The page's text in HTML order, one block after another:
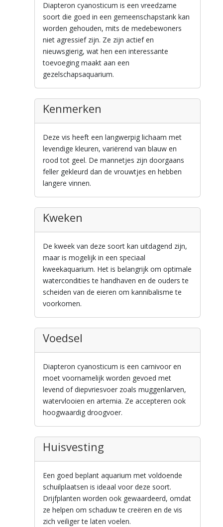
Diapteron cyanosticum is een vreedzame
soort die goed in een gemeenschapstank kan
worden gehouden, mits de medebewoners
niet agressief zijn. Ze zijn actief en
nieuwsgierig, wat hen een interessante
toevoeging maakt aan een
gezelschapsaquarium.
Kenmerken
Deze vis heeft een langwerpig lichaam met
levendige kleuren, variërend van blauw en
rood tot geel. De mannetjes zijn doorgaans
feller gekleurd dan de vrouwtjes en hebben
langere vinnen.
Kweken
De kweek van deze soort kan uitdagend zijn,
maar is mogelijk in een speciaal
kweekaquarium. Het is belangrijk om optimale
watercondities te handhaven en de ouders te
scheiden van de eieren om kannibalisme te
voorkomen.
Voedsel
Diapteron cyanosticum is een carnivoor en
moet voornamelijk worden gevoed met
levend of diepvriesvoer zoals muggenlarven,
watervlooien en artemia. Ze accepteren ook
hoogwaardig droogvoer.
Huisvesting
Een goed beplant aquarium met voldoende
schuilplaatsen is ideaal voor deze soort.
Drijfplanten worden ook gewaardeerd, omdat
ze helpen om schaduw te creëren en de vis
zich veiliger te laten voelen.